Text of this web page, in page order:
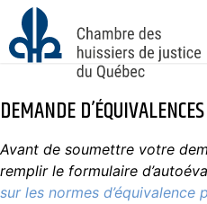
DEMANDE D’ÉQUIVALENCES
Avant de soumettre votre
remplir le formulaire
sur les normes d’équivalence